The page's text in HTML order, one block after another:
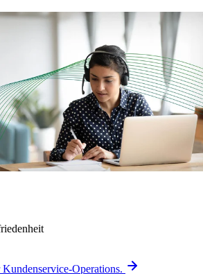
Operations.